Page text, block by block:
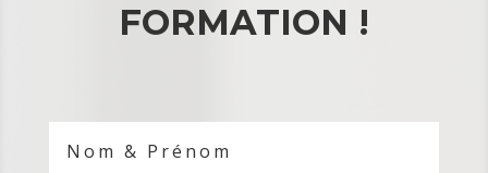
FORMATION !